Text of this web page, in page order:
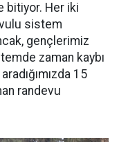
bitiyor. Her iki
sistem
gençlerimiz
zaman kaybı
15
randevu